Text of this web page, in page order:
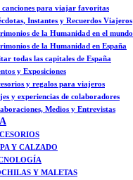
canciones para viajar favoritas
Instantes y Recuerdos Viajeros
de la Humanidad en el mundo
de la Humanidad en España
todas las capitales de España
y Exposiciones
y regalos para viajeros
y experiencias de colaboradores
Medios y Entrevistas
Y CALZADO
Y MALETAS